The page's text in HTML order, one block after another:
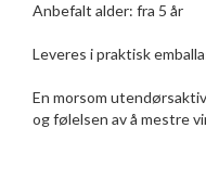
Anbefalt alder: fra 5 år
Leveres i praktisk
En morsom
og følelsen av å mestre